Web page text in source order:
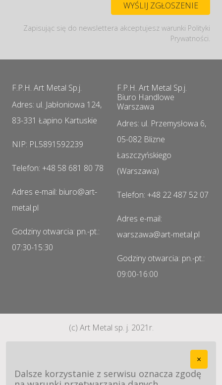
Zapisując się do newslettera akceptujesz warunki Polityki
Prywatności.
F.P.H. Art Metal Sp.j.
Adres: ul. Jabłoniowa 124,
83-331 Łapino Kartuskie
NIP: PL5891592239
Telefon: +48 58 681 80 78
Adres e-mail: biuro@art-
metal.pl
Godziny otwarcia: pn.-pt.:
07:30-15:30
F.P.H. Art Metal Sp.j.
Biuro Handlowe
Warszawa
Adres: ul. Przemysłowa 6,
05-082 Blizne
Łaszczyńskiego
(Warszawa)
Telefon: +48 22 487 52 07
Adres e-mail:
warszawa@art-metal.pl
Godziny otwarcia: pn.-pt.:
09:00-16:00
(c) Art Metal sp. j. 2021r.
×
Dalsze korzystanie z serwisu oznacza zgodę